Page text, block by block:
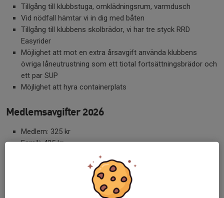
Tillgång till klubbstuga, omklädningsrum, varmdusch
Vid nödfall hämtar vi in dig med båten
Tillgång till klubbens skolbrädor, vi har tre styck RRD
Easyrider
Möjlighet att mot en extra årsavgift använda klubbens
övriga låneutrustning som ett tiotal fortsättningsbrädor och
ett par SUP
Möjlighet att hyra containerplats
Medlemsavgifter 2026
Medlem: 325 kr
Familj: 425 kr
Medlem junior (<18 år): 50 kr
Avgift för befintliga medlemmars medlemskap och